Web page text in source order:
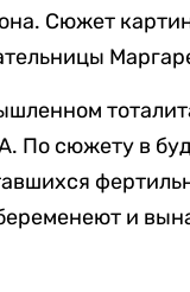
Сюжет
По сюжету в
и